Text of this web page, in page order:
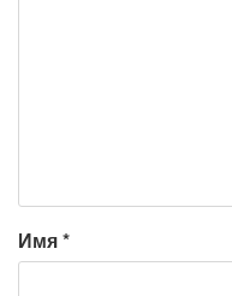
Имя*